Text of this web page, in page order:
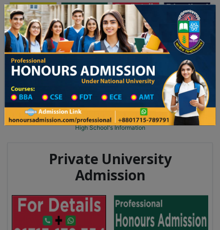
Toggle navigation অনার্স ভর্তি প্রফেশনাল অনার্স
Updates
২৬ শিক্ষাবর্ষের ১ম বর্ষের ভর্তি আবেদন বিজ্ঞপ্তি ঢাকা বিশ্ববিদ্যালয় ২০২৫-২৬ শিক্ষাবর্ষে
School Category
High School in Shariatpur Wise
High School List
High School's Information
Private University
Admission